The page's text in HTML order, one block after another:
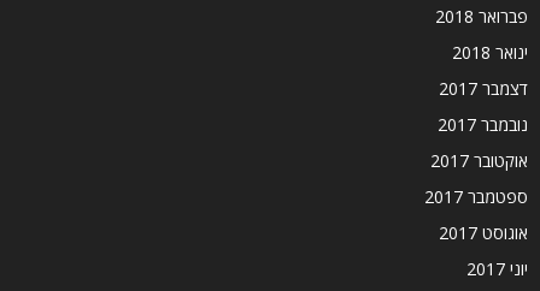
פברואר 2018
ינואר 2018
דצמבר 2017
נובמבר 2017
אוקטובר 2017
ספטמבר 2017
אוגוסט 2017
יוני 2017